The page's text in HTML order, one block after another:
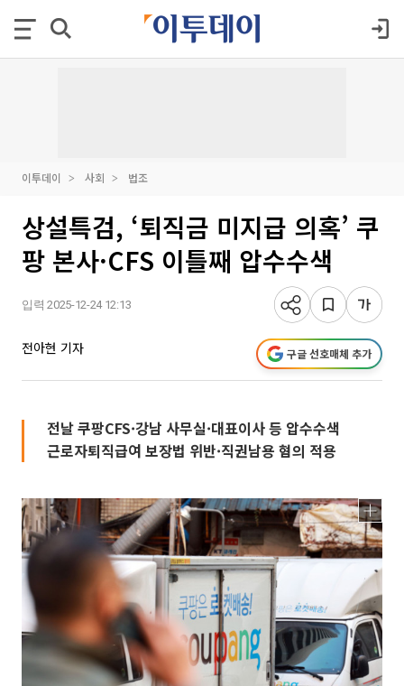
이투데이 사회 법조
상설특검, ‘퇴직금 미지급 의혹’ 쿠
팡 본사·CFS 이틀째 압수수색
입력 2025-12-24 12:13
전아현 기자 구글 선호매체 추가
전날 쿠팡CFS·강남 사무실·대표이사 등 압수수색
근로자퇴직급여 보장법 위반·직권남용 혐의 적용